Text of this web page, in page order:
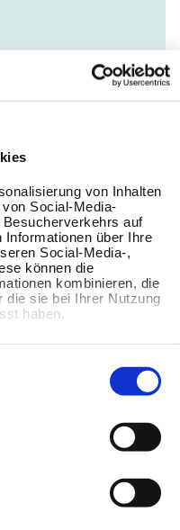
von Inhalten
Social-Media-
auf
über Ihre
Social-Media-,
können die
kombinieren, die
die sie bei Ihrer Nutzung
haben.
Austausch rund um
und gelebte